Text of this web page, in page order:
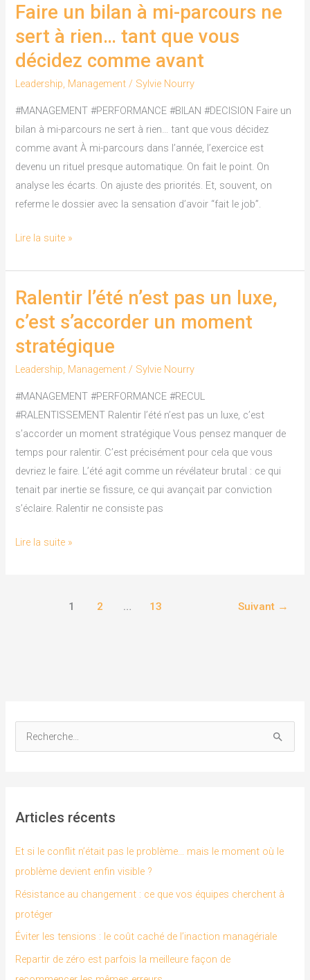
Faire un bilan à mi-parcours ne
sert à rien… tant que vous
décidez comme avant
Leadership, Management / Sylvie Nourry
#MANAGEMENT #PERFORMANCE #BILAN #DECISION Faire un
bilan à mi-parcours ne sert à rien… tant que vous décidez
comme avant À mi-parcours dans l’année, l’exercice est
devenu un rituel presque automatique. On fait le point. On
analyse les écarts. On ajuste des priorités. Et, souvent, on
referme le dossier avec la sensation d’avoir “fait le job”.
Faire
bilan
à
mi-
vous
comme
avant
Lire la suite »
Ralentir l’été n’est pas un luxe,
c’est s’accorder un moment
stratégique
Leadership, Management / Sylvie Nourry
#MANAGEMENT #PERFORMANCE #RECUL
#RALENTISSEMENT Ralentir l’été n’est pas un luxe, c’est
s’accorder un moment stratégique Vous pensez manquer de
temps pour ralentir. C’est précisément pour cela que vous
devriez le faire. L’été agit comme un révélateur brutal : ce qui
tenait par inertie se fissure, ce qui avançait par conviction
s’éclaire. Ralentir ne consiste pas
Ralentir
l’été
n’est
pas
un
Lire la suite »
1 2 … 13 Suivant →
e
h
e
r
:
Articles récents
Et si le conflit n’était pas le problème… mais le moment où le
problème devient enfin visible ?
Résistance au changement : ce que vos équipes cherchent à
protéger
Éviter les tensions : le coût caché de l’inaction managériale
Repartir de zéro est parfois la meilleure façon de